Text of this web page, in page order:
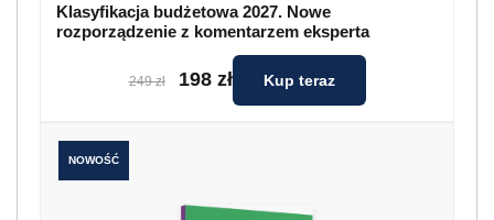
Klasyfikacja budżetowa 2027. Nowe
rozporządzenie z komentarzem eksperta
249 zł 198 zł Kup teraz
NOWOŚĆ